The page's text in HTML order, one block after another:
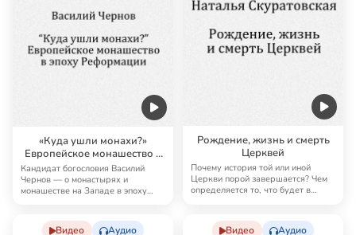
«Куда ушли монахи?»
Европейское монашество в
эпоху Реформации
Кандидат богословия Василий
Чернов — о монастырях и
монашестве на Западе в эпоху
Рождение, жизнь и смерть
Церквей
Почему история той или иной
Церкви порой завершается? Чем
определяется то, что будет в
Видео Аудио Видео Аудио